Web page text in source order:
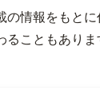
の情報をもと
こともあり